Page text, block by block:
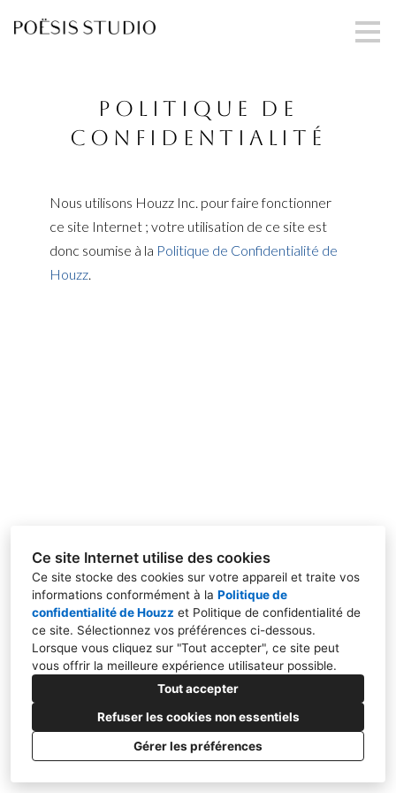
Ce site Internet utilise des cookies
Ce site stocke des cookies sur votre appareil et traite vos
informations conformément à la Politique de
confidentialité de Houzz et Politique de confidentialité de
ce site. Sélectionnez vos préférences ci-dessous.
Lorsque vous cliquez sur "Tout accepter", ce site peut
vous offrir la meilleure expérience utilisateur possible.
Tout accepter
Refuser les cookies non essentiels
Gérer les préférences
Passer
au
Politique de
Confidentialité
Nous utilisons Houzz Inc. pour faire fonctionner
ce site Internet ; votre utilisation de ce site est
donc soumise à la Politique de Confidentialité de
Houzz
66 rue Caulaincourt 75018, Paris
Politique de Confidentialité Paramétrage des cookies